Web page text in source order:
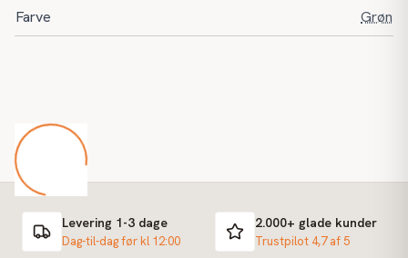
Farve
Grøn
Levering 1-3 dage
Dag-til-dag før kl 12:00
2.000+ glade kunder
Trustpilot 4,7 af 5